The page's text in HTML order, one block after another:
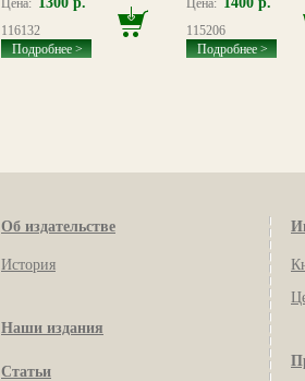
Цена:
116132
Подробнее >
Цена:
115206
Подробнее >
Об издательстве
История
Наши издания
Статьи